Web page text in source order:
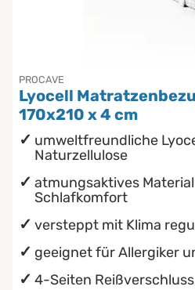
PROCAVE
Lyocell
170x210 x 4 cm
umweltfreundliche
Naturzellulose
atmungsaktives
Schlafkomfort
versteppt mit Klima
geeignet für Allergiker
4-Seiten
Antidekubitusmatratzen
Pflegematratzen
Matratzen nach Maß
Die besten Sommerbettdecken
Die richtige Matratze kaufen